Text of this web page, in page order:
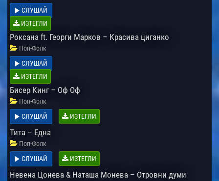
СЛУШАЙ
ИЗТЕГЛИ
Роксана ft. Георги Марков – Красива циганко
Поп-Фолк
СЛУШАЙ
ИЗТЕГЛИ
Бисер Кинг – Оф Оф
Поп-Фолк
СЛУШАЙ
ИЗТЕГЛИ
Тита – Една
Поп-Фолк
СЛУШАЙ
ИЗТЕГЛИ
Невена Цонева & Наташа Монева – Отровни думи